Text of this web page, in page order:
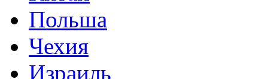
Польша
Чехия
Израиль